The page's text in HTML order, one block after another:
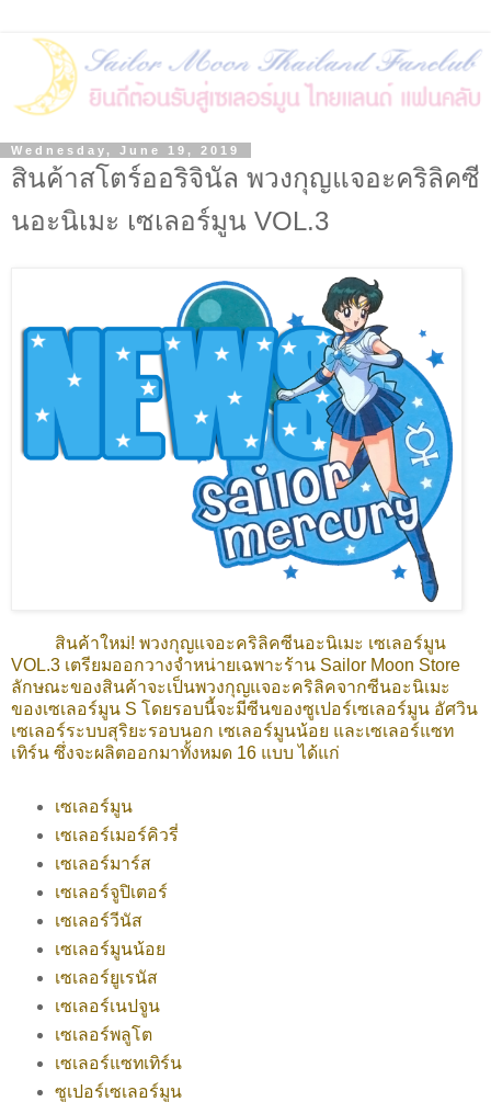
Wednesday, June 19, 2019
สินค้าสโตร์ออริจินัล พวงกุญแจอะคริลิคซี
นอะนิเมะ เซเลอร์มูน VOL.3
สินค้าใหม่! พวงกุญแจอะคริลิคซีนอะนิเมะ เซเลอร์มูน
VOL.3 เตรียมออกวางจำหน่ายเฉพาะร้าน Sailor Moon Store
ลักษณะของสินค้าจะเป็นพวงกุญแจอะคริลิคจากซีนอะนิเมะ
ของเซเลอร์มูน S โดยรอบนี้จะมีซีนของซูเปอร์เซเลอร์มูน อัศวิน
เซเลอร์ระบบสุริยะรอบนอก เซเลอร์มูนน้อย และเซเลอร์แซท
เทิร์น ซึ่งจะผลิตออกมาทั้งหมด 16 แบบ ได้แก่
เซเลอร์มูน
เซเลอร์เมอร์คิวรี่
เซเลอร์มาร์ส
เซเลอร์จูปิเตอร์
เซเลอร์วีนัส
เซเลอร์มูนน้อย
เซเลอร์ยูเรนัส
เซเลอร์เนปจูน
เซเลอร์พลูโต
เซเลอร์แซทเทิร์น
ซูเปอร์เซเลอร์มูน